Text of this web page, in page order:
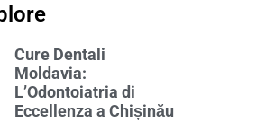
Cure Dentali
Moldavia:
L’Odontoiatria di
Eccellenza a Chișinău